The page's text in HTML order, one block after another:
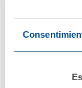
20,3 millones
euros